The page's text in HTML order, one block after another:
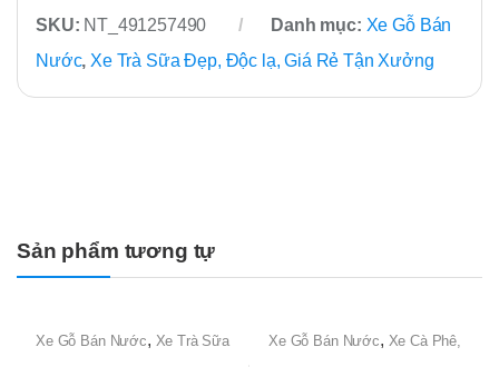
SKU: NT_491257490 Danh mục: Xe Gỗ Bán
Nước, Xe Trà Sữa Đẹp, Độc lạ, Giá Rẻ Tận Xưởng
Sản phẩm tương tự
Xe Gỗ Bán Nước, Xe Trà Sữa
Xe Gỗ Bán Nước, Xe Cà Phê,